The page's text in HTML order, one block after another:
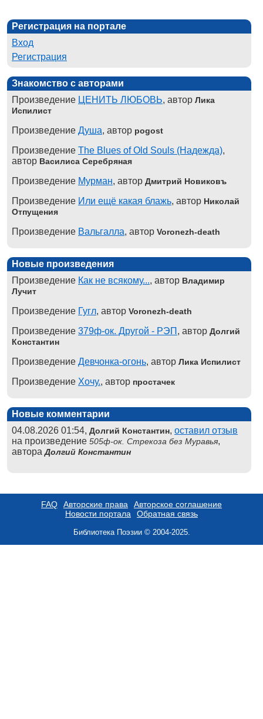
Регистрация на портале
Вход
Регистрация
Знакомство с авторами
Произведение ЦЕНИТЬ ЛЮБОВЬ, автор Лика
Испилист
Произведение Душа, автор pogost
Произведение The Blues of Old Souls (Надежда),
автор Василиса Серебряная
Произведение Мурман, автор Дмитрий Новиковъ
Произведение Или ещё какая блажь, автор Николай
Отпущения
Произведение Вальгалла, автор Voronezh-death
Новые произведения
Произведение Как не всякому..., автор Владимир
Лучит
Произведение Гугл, автор Voronezh-death
Произведение 379ф-ок. Другой - РЭП , автор Долгий
Константин
Произведение Девчонка-огонь, автор Лика Испилист
Произведение Хочу., автор простачек
Новые комментарии
04.08.2026 01:54, Долгий Константин, оставил отзыв
на произведение 505ф-ок. Стрекоза без Муравья,
автораДолгий Константин
FAQ Авторские права
Авторское соглашение
Новости портала
Обратная связь
Библиотека Поэзии © 2004-2025.